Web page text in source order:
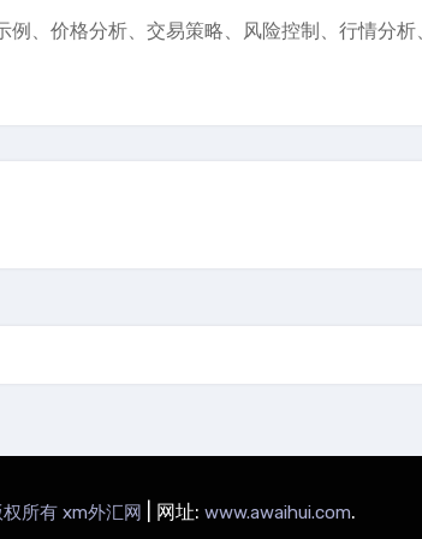
、价格分析、交易策略、风险控制、行情分析
所有 xm外汇网 网址: www.awaihui.com.